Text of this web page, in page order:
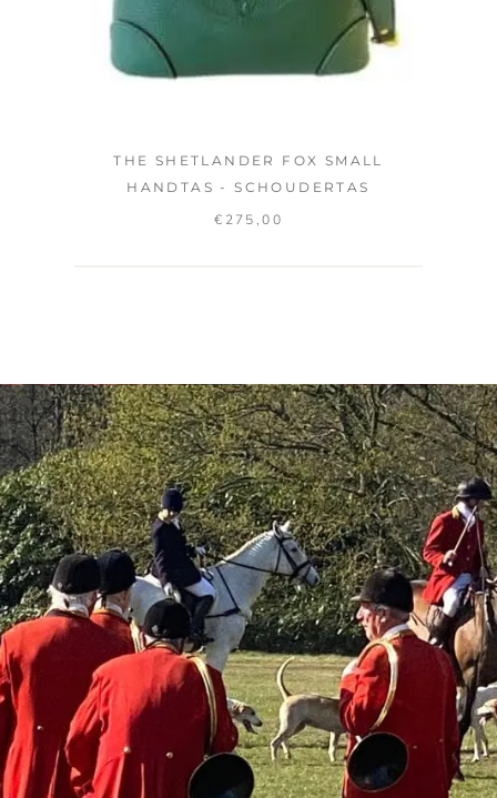
THE SHETLANDER FOX SMALL
HANDTAS - SCHOUDERTAS
€ 275,00